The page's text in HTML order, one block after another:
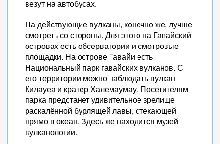
везут на автобусах.
На действующие вулканы, конечно же, лучше
смотреть со стороны. Для этого на Гавайский
островах есть обсерватории и смотровые
площадки. На острове Гавайи есть
Национальный парк гавайских вулканов. С
его территории можно наблюдать вулкан
Килауеа и кратер Халемаумау. Посетителям
парка предстанет удивительное зрелище
раскалённой бурлящей лавы, стекающей
прямо в океан. Здесь же находится музей
вулканологии.